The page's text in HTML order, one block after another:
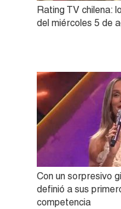
Rating TV chilena:
del miércoles 5 de
Con un sorpresivo
definió a sus
competencia